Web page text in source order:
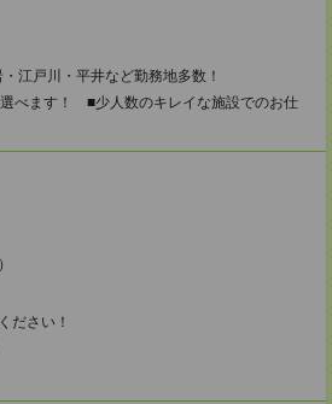
江戸川・平井など勤務地多数！
べます！ ■少人数のキレイな施設でのお仕
ださい！